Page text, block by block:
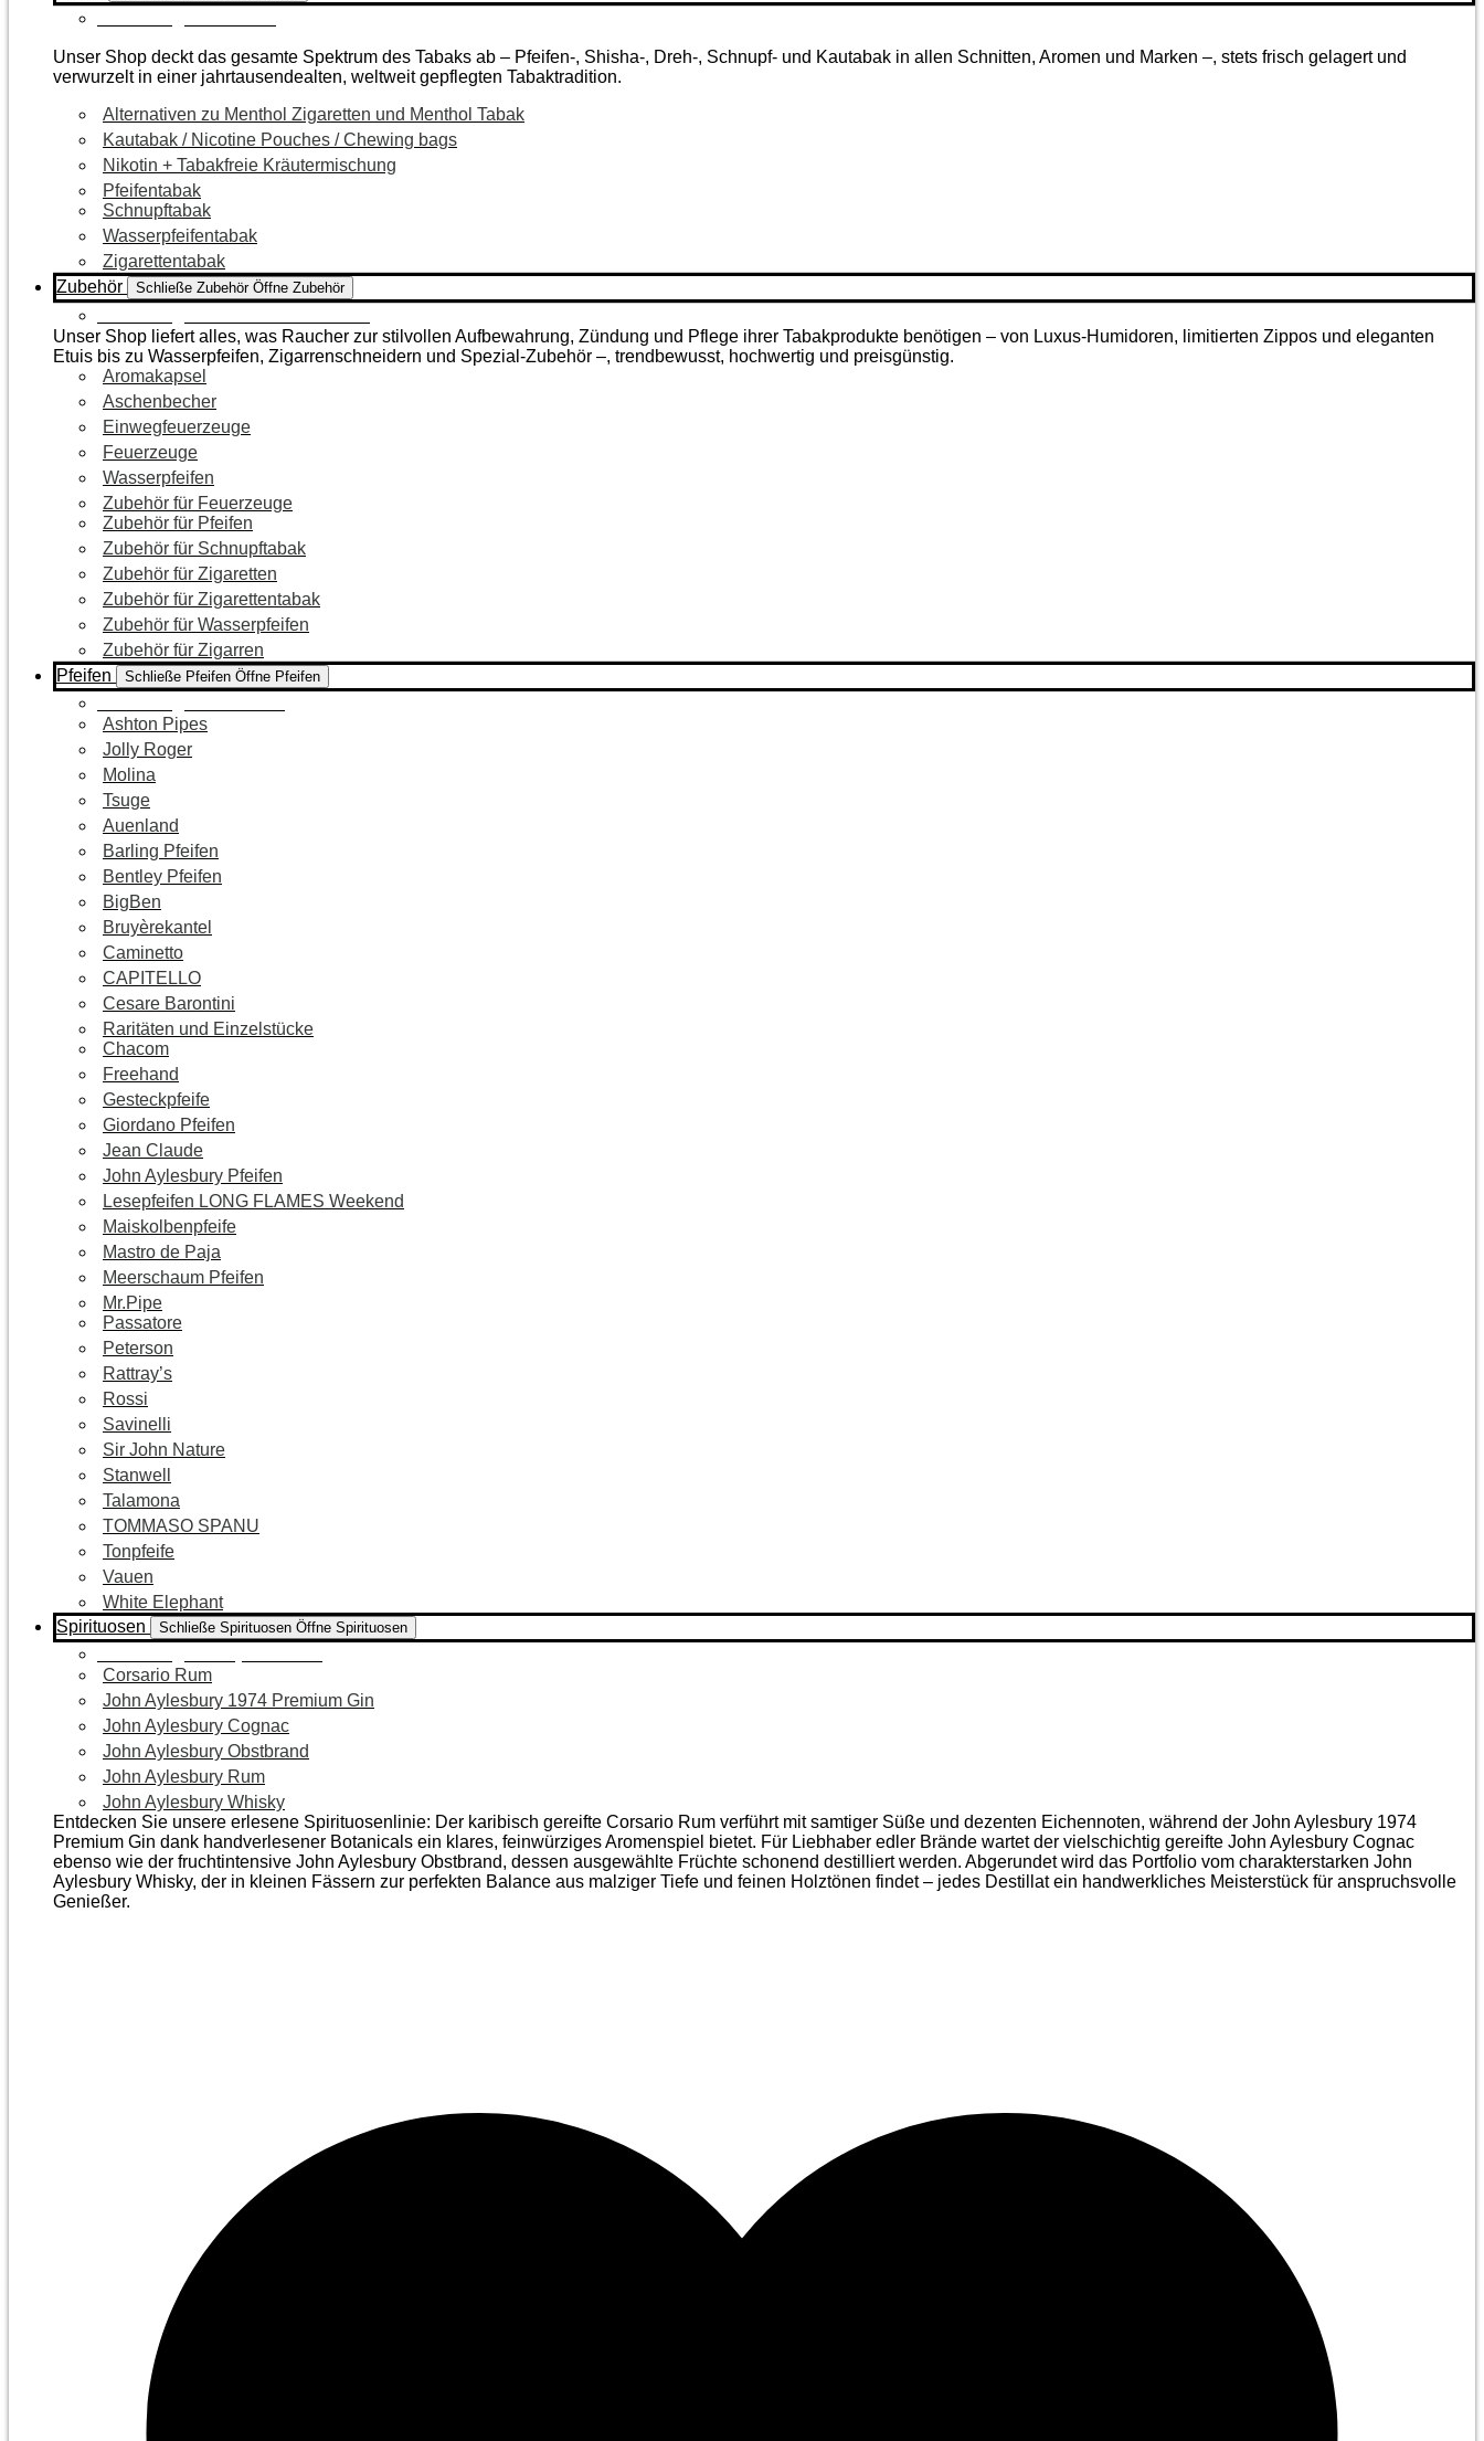
Unser Shop deckt das gesamte Spektrum des Tabaks ab – Pfeifen-, Shisha-, Dreh-, Schnupf- und Kautabak in allen Schnitten, Aromen und Marken –, stets frisch gelagert und
verwurzelt in einer jahrtausendealten, weltweit gepflegten Tabaktradition.
Alternativen zu Menthol Zigaretten und Menthol Tabak
Kautabak / Nicotine Pouches / Chewing bags
Nikotin + Tabakfreie Kräutermischung
Pfeifentabak
Schnupftabak
Wasserpfeifentabak
Zigarettentabak
Zubehör
Schließe Zubehör Öffne Zubehör
Unser Shop liefert alles, was Raucher zur stilvollen Aufbewahrung, Zündung und Pflege ihrer Tabakprodukte benötigen – von Luxus-Humidoren, limitierten Zippos und eleganten
Etuis bis zu Wasserpfeifen, Zigarrenschneidern und Spezial-Zubehör –, trendbewusst, hochwertig und preisgünstig.
Aromakapsel
Aschenbecher
Einwegfeuerzeuge
Feuerzeuge
Wasserpfeifen
Zubehör für Feuerzeuge
Zubehör für Pfeifen
Zubehör für Schnupftabak
Zubehör für Zigaretten
Zubehör für Zigarettentabak
Zubehör für Wasserpfeifen
Zubehör für Zigarren
Pfeifen
Schließe Pfeifen Öffne Pfeifen
Ashton Pipes
Jolly Roger
Molina
Tsuge
Auenland
Barling Pfeifen
Bentley Pfeifen
BigBen
Bruyèrekantel
Caminetto
CAPITELLO
Cesare Barontini
Raritäten und Einzelstücke
Chacom
Freehand
Gesteckpfeife
Giordano Pfeifen
Jean Claude
John Aylesbury Pfeifen
Lesepfeifen LONG FLAMES Weekend
Maiskolbenpfeife
Mastro de Paja
Meerschaum Pfeifen
Mr.Pipe
Passatore
Peterson
Rattray’s
Rossi
Savinelli
Sir John Nature
Stanwell
Talamona
TOMMASO SPANU
Tonpfeife
Vauen
White Elephant
Spirituosen
Schließe Spirituosen Öffne Spirituosen
Corsario Rum
John Aylesbury 1974 Premium Gin
John Aylesbury Cognac
John Aylesbury Obstbrand
John Aylesbury Rum
John Aylesbury Whisky
Entdecken Sie unsere erlesene Spirituosenlinie: Der karibisch gereifte Corsario Rum verführt mit samtiger Süße und dezenten Eichen­noten, während der John Aylesbury 1974
Premium Gin dank handverlesener Botanicals ein klares, feinwürziges Aromenspiel bietet. Für Liebhaber edler Brände wartet der vielschichtig gereifte John Aylesbury Cognac
ebenso wie der frucht­intensive John Aylesbury Obstbrand, dessen ausgewählte Früchte schonend destilliert werden. Abgerundet wird das Portfolio vom charakterstarken John
Aylesbury Whisky, der in kleinen Fässern zur perfekten Balance aus malziger Tiefe und feinen Holz­tönen findet – jedes Destillat ein handwerkliches Meister­stück für anspruchsvolle
Genießer.